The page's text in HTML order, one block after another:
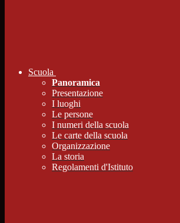
Scuola
Panoramica
Presentazione
I luoghi
Le persone
I numeri della scuola
Le carte della scuola
Organizzazione
La storia
Regolamenti d'Istituto